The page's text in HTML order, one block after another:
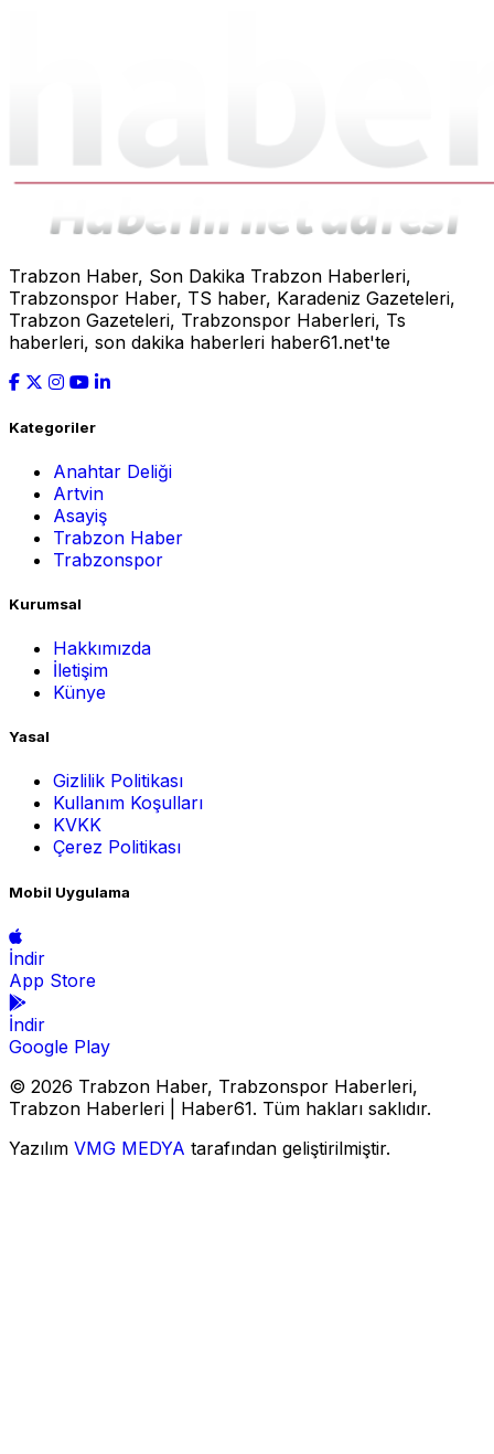
Trabzon Haber, Son Dakika Trabzon Haberleri,
Trabzonspor Haber, TS haber, Karadeniz Gazeteleri,
Trabzon Gazeteleri, Trabzonspor Haberleri, Ts
haberleri, son dakika haberleri haber61.net'te
Kategoriler
Anahtar Deliği
Artvin
Asayiş
Trabzon Haber
Trabzonspor
Kurumsal
Hakkımızda
İletişim
Künye
Yasal
Gizlilik Politikası
Kullanım Koşulları
KVKK
Çerez Politikası
Mobil Uygulama
İndir
App Store
İndir
Google Play
© 2026 Trabzon Haber, Trabzonspor Haberleri,
Trabzon Haberleri | Haber61. Tüm hakları saklıdır.
Yazılım VMG MEDYA tarafından geliştirilmiştir.